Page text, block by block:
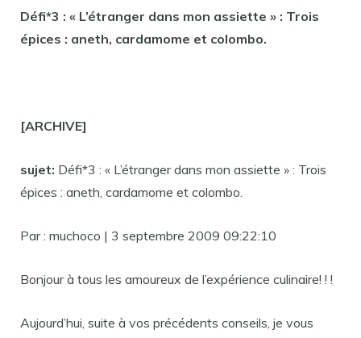
Défi*3 : « L’étranger dans mon assiette » : Trois
épices : aneth, cardamome et colombo.
[ARCHIVE]
sujet: Défi*3 : « L’étranger dans mon assiette » : Trois
épices : aneth, cardamome et colombo.
Par : muchoco | 3 septembre 2009 09:22:10
Bonjour à tous les amoureux de l’expérience culinaire! ! !
Aujourd’hui, suite à vos précédents conseils, je vous